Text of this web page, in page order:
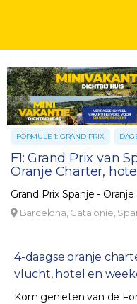
FORMULE 1: GRAND PRIX
F1: Grand Prix van
Oranje Charter,
Grand Prix Spanje -
Barcelona, Catalonië,
4-daagse oranje
vlucht, hotel en
Kom genieten van de